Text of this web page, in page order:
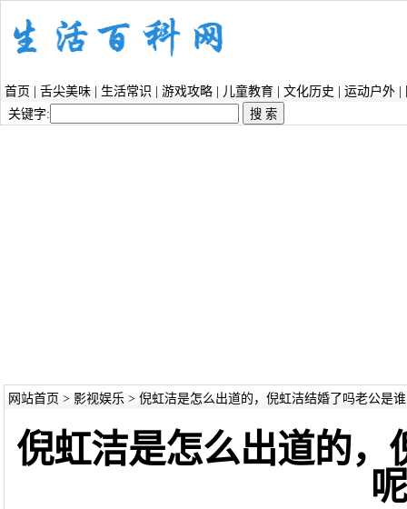
首页 舌尖美味 生活常识 游戏攻略 儿童教育 文化历史 运动户外
关键字:
网站首页 > 影视娱乐 > 倪虹洁是怎么出道的，倪虹洁结婚了吗老公是
倪虹洁是怎么出道的，